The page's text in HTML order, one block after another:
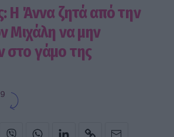
Η Άννα ζητά από την
Μιχάλη να μην
στο γάμο της